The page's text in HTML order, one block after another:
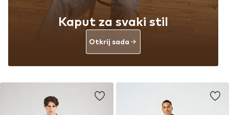
Kaput za svaki stil
Otkrij sada